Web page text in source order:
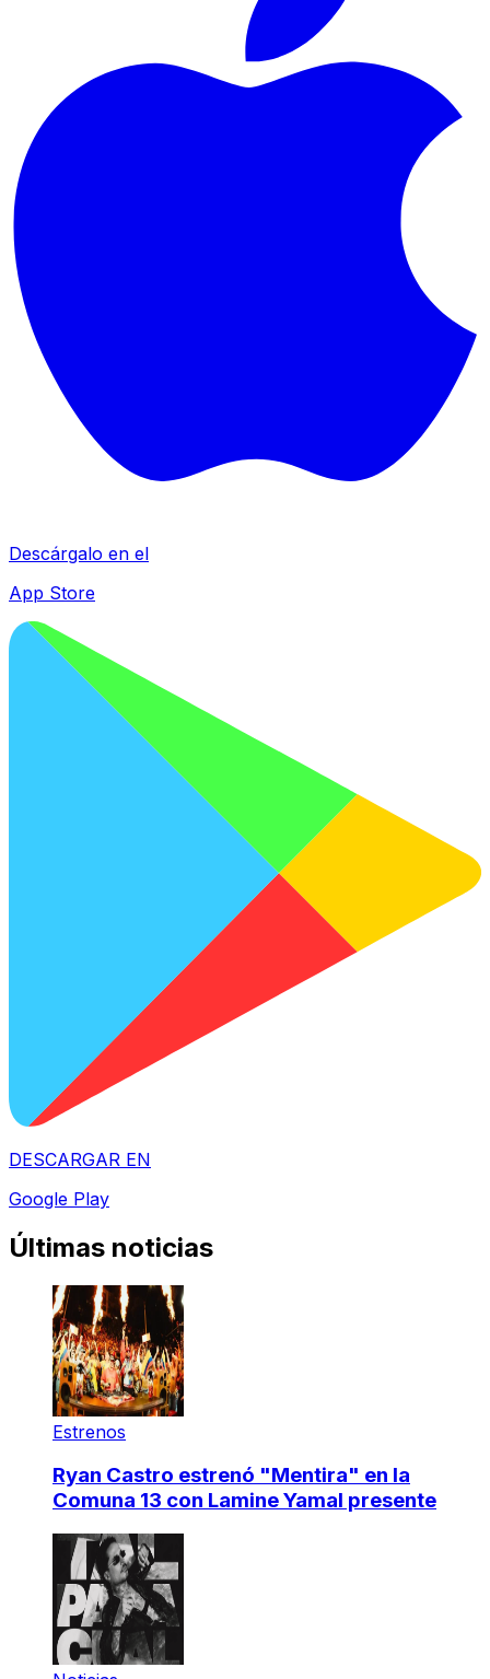
Descárgalo en el
App Store
DESCARGAR EN
Google Play
Últimas noticias
Estrenos
Ryan Castro estrenó "Mentira" en la
Comuna 13 con Lamine Yamal presente